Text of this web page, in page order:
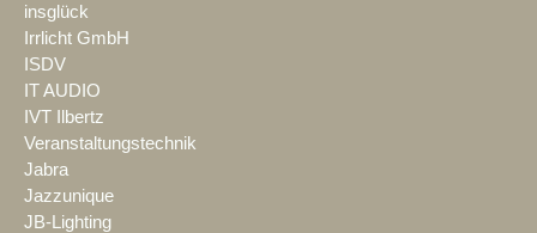
insglück
Irrlicht GmbH
ISDV
IT AUDIO
IVT Ilbertz
Veranstaltungstechnik
Jabra
Jazzunique
JB-Lighting